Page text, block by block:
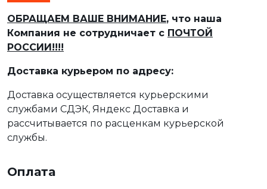
ОБРАЩАЕМ ВАШЕ ВНИМАНИЕ, что наша
Компания не сотрудничает с ПОЧТОЙ
РОССИИ!!!!
Доставка курьером по адресу:
Доставка осуществляется курьерскими
службами СДЭК, Яндекс Доставка и
рассчитывается по расценкам курьерской
службы.
Оплата